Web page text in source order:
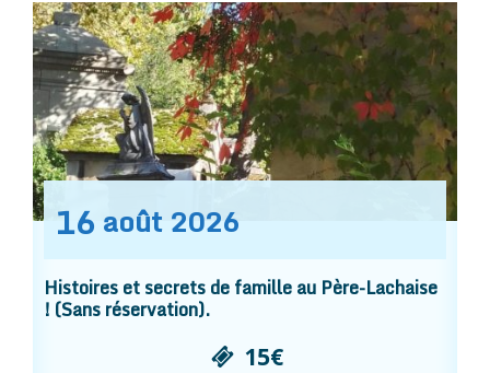
16 août 2026
Histoires et secrets de famille au Père-Lachaise
! (Sans réservation).
15€